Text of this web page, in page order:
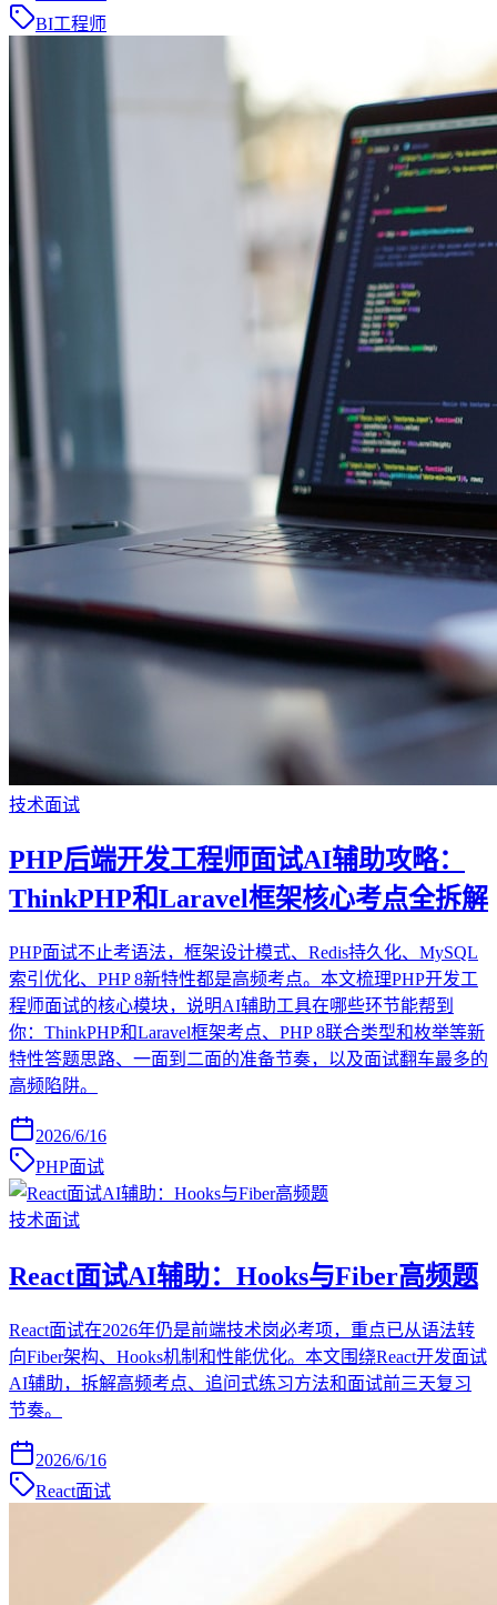
BI工程师
技术面试
PHP后端开发工程师面试AI辅助攻略：
ThinkPHP和Laravel框架核心考点全拆解
PHP面试不止考语法，框架设计模式、Redis持久化、MySQL
索引优化、PHP 8新特性都是高频考点。本文梳理PHP开发工
程师面试的核心模块，说明AI辅助工具在哪些环节能帮到
你：ThinkPHP和Laravel框架考点、PHP 8联合类型和枚举等新
特性答题思路、一面到二面的准备节奏，以及面试翻车最多的
高频陷阱。
2026/6/16
PHP面试
技术面试
React面试AI辅助：Hooks与Fiber高频题
React面试在2026年仍是前端技术岗必考项，重点已从语法转
向Fiber架构、Hooks机制和性能优化。本文围绕React开发面试
AI辅助，拆解高频考点、追问式练习方法和面试前三天复习
节奏。
2026/6/16
React面试